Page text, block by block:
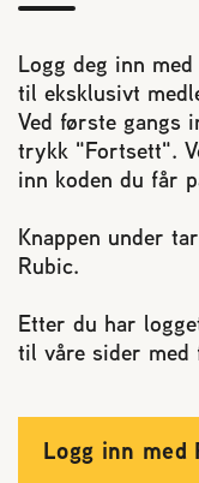
Starte med
Medlemssider
Biene svermer
Om Norges
Finn fylkes- og
Logg deg inn
til eksklusivt
Ved første gangs
trykk "Fortsett".
inn koden du får
Knappen under
Rubic.
Etter du har
til våre sider
Logg inn med